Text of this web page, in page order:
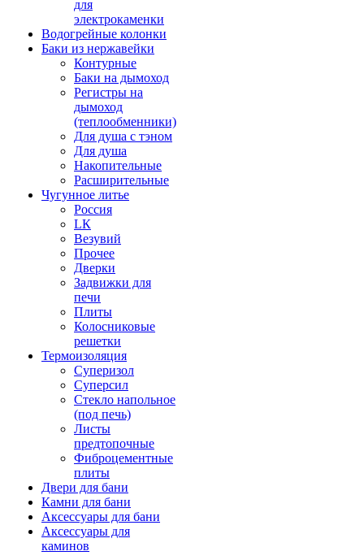
для
электрокаменки
Водогрейные колонки
Баки из нержавейки
Контурные
Баки на дымоход
Регистры на
дымоход
(теплообменники)
Для душа с тэном
Для душа
Накопительные
Расширительные
Чугунное литье
Россия
LК
Везувий
Прочее
Дверки
Задвижки для
печи
Плиты
Колосниковые
решетки
Термоизоляция
Суперизол
Суперсил
Стекло напольное
(под печь)
Листы
предтопочные
Фиброцементные
плиты
Двери для бани
Камни для бани
Аксессуары для бани
Аксессуары для
каминов